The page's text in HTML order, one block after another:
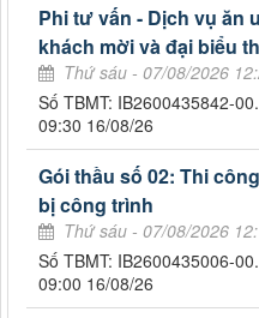
Phi tư vấn - Dịch vụ ăn
khách mời và đại biểu
Thứ sáu - 07/08/2026
Số TBMT: IB2600435842-
09:30 16/08/26
Gói thầu số 02: Thi
bị công trình
Thứ sáu - 07/08/2026
Số TBMT: IB2600435006-
09:00 16/08/26